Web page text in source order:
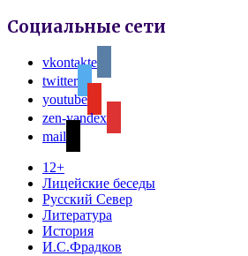
Социальные сети
vkontakte
twitter
youtube
zen-yandex
mail
12+
Лицейские беседы
Русский Север
Литература
История
И.С.Фрадков